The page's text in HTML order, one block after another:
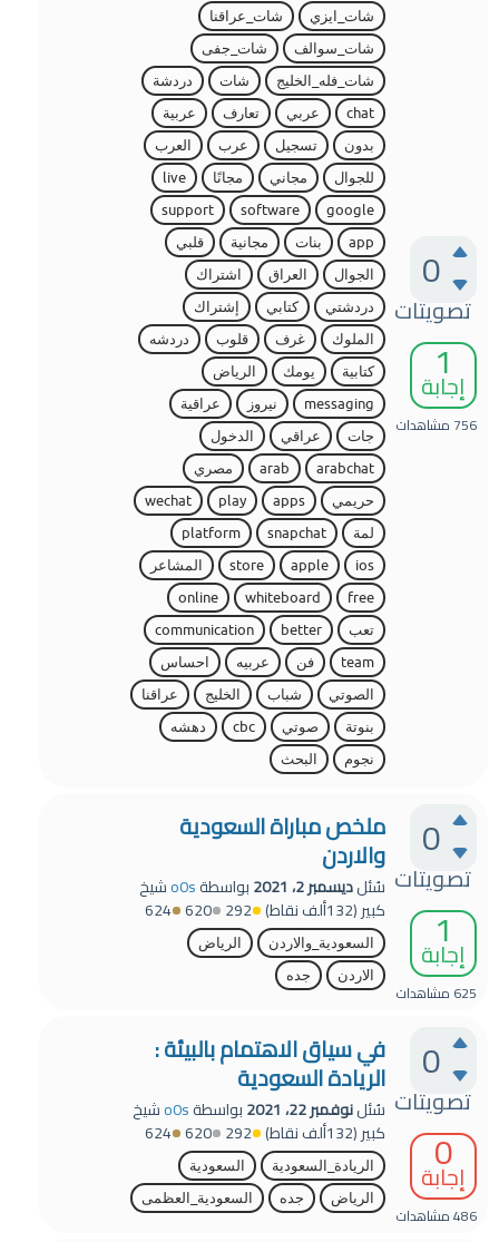
0
تصويتات
1
إجابة
756 مشاهدات
شات_ايزي
شات_عراقنا
شات_سوالف
شات_جفى
شات_فله_الخليج
شات
دردشة
chat
عربي تعارف
عربية
بدون
تسجيل عرب
العرب
للجوال
مجاني مجانًا
live
google
software
support
app
بنات مجانية
قلبي
الجوال
العراق
اشتراك
دردشتي
كتابي
إشتراك
الملوك
غرف قلوب
دردشه
كتابية
يومك
الرياض
messaging
نيروز
عراقية
جات
عراقي
الدخول
arabchat
arab
مصري
حريمي
apps
play
wechat
لمة
snapchat
platform
ios
apple
store
المشاعر
free
whiteboard
online
تعب
better
communication
team
فن عربيه
احساس
الصوتي
شباب الخليج
عراقنا
بنوتة
صوتي cbc
دهشه
نجوم
البحث
0
تصويتات
1
إجابة
625 مشاهدات
ملخص مباراة السعودية
والاردن
سُئلديسمبر 2، 2021 بواسطةo0sشيخ
كبير(132ألف نقاط) 292
620
624
السعودية_والاردن
الرياض
الاردن
جده
0
تصويتات
0
إجابة
486مشاهدات
في سياق الاهتمام بالبيئة :
الريادة السعودية
سُئلنوفمبر 22، 2021 بواسطةo0sشيخ
كبير(132ألف نقاط) 292
620
624
الريادة_السعودية
السعودية
الرياض
جده السعودية_العظمى